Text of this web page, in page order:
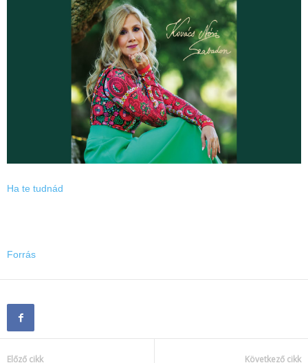
Ha te tudnád
Forrás
Előző cikk Következő cikk